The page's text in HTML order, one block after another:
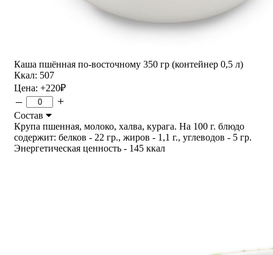
Каша пшённая по-восточному 350 гр (контейнер 0,5 л)
Ккал: 507
Цена: +220₽
– +
Состав
Крупа пшенная, молоко, халва, курага. На 100 г. блюдо
содержит: белков - 22 гр., жиров - 1,1 г., углеводов - 5 гр.
Энергетическая ценность - 145 ккал